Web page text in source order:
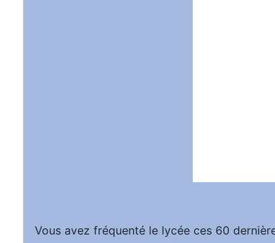
Vous avez fréquenté le lycée ces 60